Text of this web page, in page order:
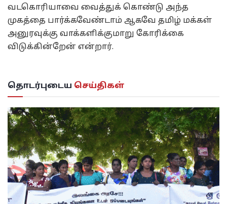
வடகொரியாவை வைத்துக் கொண்டு அந்த
முகத்தை பார்க்கவேண்டாம் ஆகவே தமிழ் மக்கள்
அனுரவுக்கு வாக்களிக்குமாறு கோரிக்கை
விடுக்கின்றேன் என்றார்.
தொடர்புடைய செய்திகள்